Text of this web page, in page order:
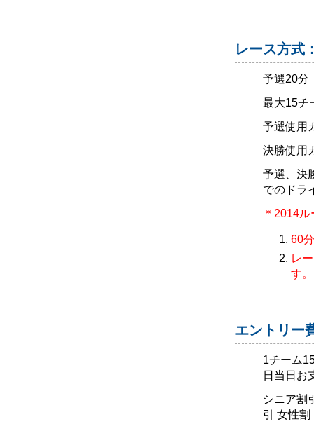
レース方式
予選20分
最大15チ
予選使用
決勝使用
予選、決
でのドラ
＊2014
60
レ
す
エントリー
1チーム
日当日お
シニア割
引 女性